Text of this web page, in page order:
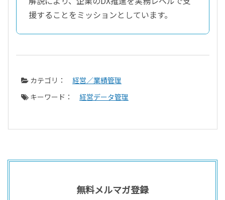
援することをミッションとしています。
カテゴリ：
経営／業績管理
キーワード：
経営データ管理
無料メルマガ登録